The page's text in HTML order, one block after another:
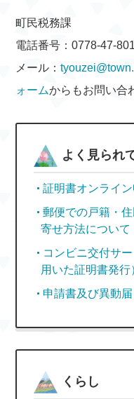
町民税務課
電話番号：0778-47-
メール：
ォームからもお問い合
よく見られ
証明書オンライ
郵便での戸籍・
寄せ方法について
コンビニ交付サ
用いた証明書発行
申請書及び異動届
くらし